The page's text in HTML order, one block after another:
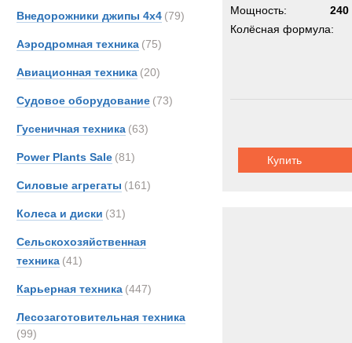
Внедорожники джипы 4х4 (79)
Аэродромная техника (75)
Авиационная техника (20)
Судовое оборудование (73)
Гусеничная техника (63)
Power Plants Sale (81)
Силовые агрегаты (161)
Колеса и диски (31)
Сельскохозяйственная
техника (41)
Карьерная техника (447)
Лесозаготовительная техника
(99)
Мощность:
240
Колёсная формула:
Купить